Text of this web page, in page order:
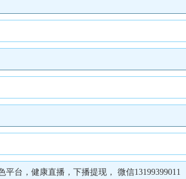
台，健康直播，下播提现， 微信13199399011